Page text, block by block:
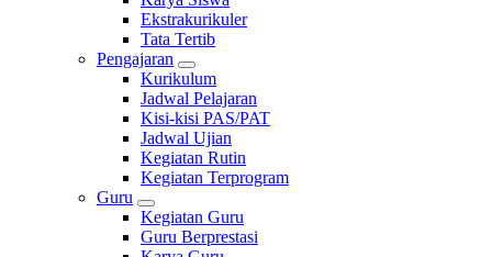
Ekstrakurikuler
Tata Tertib
Pengajaran
Kurikulum
Jadwal Pelajaran
Kisi-kisi PAS/PAT
Jadwal Ujian
Kegiatan Rutin
Kegiatan Terprogram
Guru
Kegiatan Guru
Guru Berprestasi